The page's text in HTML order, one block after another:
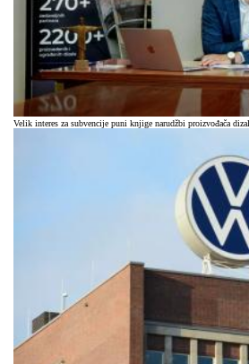
Velik interes za subvencije puni knjige narudžbi proizvođača